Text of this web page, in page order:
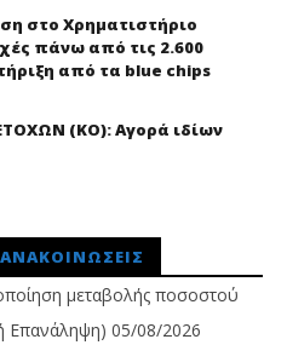
στο Χρηματιστήριο
πάνω από τις 2.600
από τα blue chips
(ΚΟ): Αγορά ιδίων
μεταβολής ποσοστού
Επανάληψη) 05/08/2026